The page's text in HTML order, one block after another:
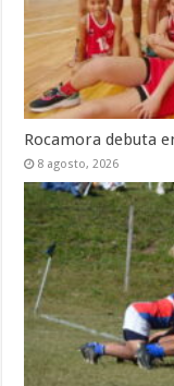
Rocamora debuta
8 agosto, 2026